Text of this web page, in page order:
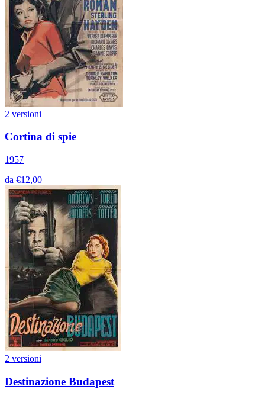
2 versioni
Cortina di spie
1957
da €12,00
2 versioni
Destinazione Budapest